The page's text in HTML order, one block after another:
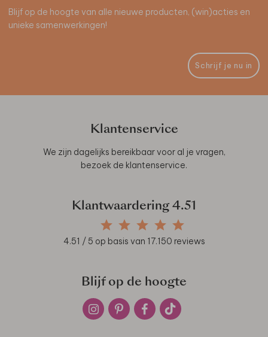
Blijf op de hoogte van alle nieuwe producten, (win)acties en
unieke samenwerkingen!
Schrijf je nu in
Klantenservice
We zijn dagelijks bereikbaar voor al je vragen,
bezoek de klantenservice.
Klantwaardering 4.51
4.51 / 5 op basis van 17.150 reviews
Blijf op de hoogte